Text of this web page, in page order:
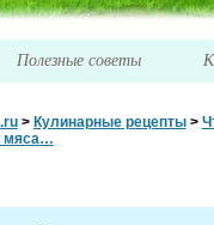
Полезные советы
> Кулинарные рецепты>
мяса…